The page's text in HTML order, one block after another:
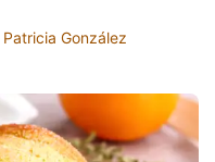
Patricia González